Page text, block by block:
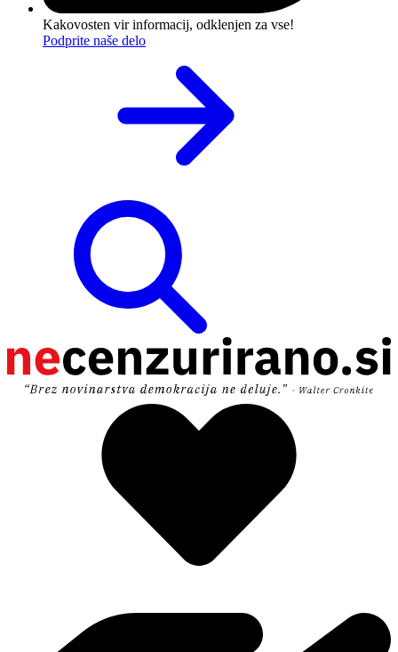
Kakovosten vir informacij, odklenjen za vse!
Podprite naše delo